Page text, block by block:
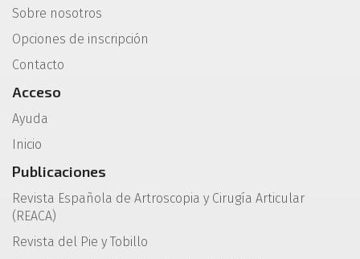
Sobre nosotros
Opciones de inscripción
Contacto
Acceso
Ayuda
Inicio
Publicaciones
Revista Española de Artroscopia y Cirugía Articular
(REACA)
Revista del Pie y Tobillo